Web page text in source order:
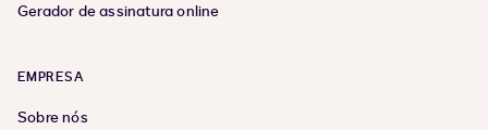
Gerador de assinatura online
EMPRESA
Sobre nós